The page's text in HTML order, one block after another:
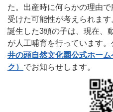
た。出産時に何らかの理由
受けた可能性が考えられます
誕生した3頭の子は、現在、
が人工哺育を行っています。
井の頭自然文化園公式ホー
ク） でお知らせします。